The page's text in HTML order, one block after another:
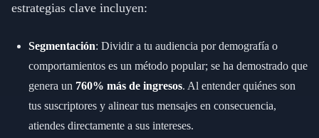
estrategias clave incluyen:
Segmentación: Dividir a tu audiencia por demografía o
comportamientos es un método popular; se ha demostrado que
genera un 760% más de ingresos. Al entender quiénes son
tus suscriptores y alinear tus mensajes en consecuencia,
atiendes directamente a sus intereses.